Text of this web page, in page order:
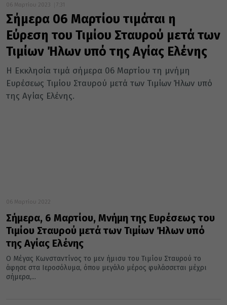
06 Μαρτίου 2023 7:31
Σήμερα 06 Μαρτίου τιμάται η
Εύρεση του Τιμίου Σταυρού μετά των
Τιμίων Ήλων υπό της Αγίας Ελένης
Η Εκκλησία τιμά σήμερα 06 Μαρτίου τη μνήμη
Ευρέσεως Τιμίου Σταυρού μετά των Τιμίων Ήλων υπό
της Αγίας Ελένης.
06 Μαρτίου 2022
Σήμερα, 6 Μαρτίου, Μνήμη της Ευρέσεως του
Τιμίου Σταυρού μετά των Τιμίων Ήλων υπό
της Αγίας Ελένης
Ο Μέγας Κωνσταντίνος το μεν ήμισυ του Τιμίου Σταυρού το
άφησε στα Ιεροσόλυμα, όπου μεγάλο μέρος φυλάσσεται μέχρι
σήμερα,...